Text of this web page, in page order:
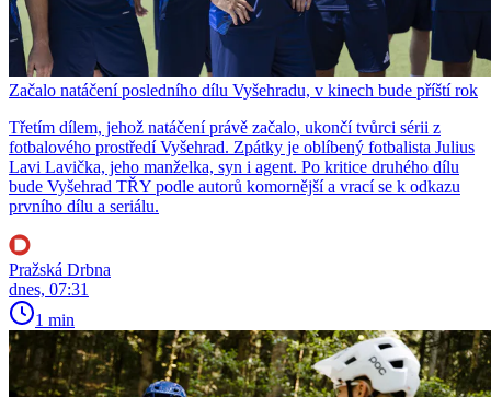
Začalo natáčení posledního dílu Vyšehradu, v kinech bude příští rok
Třetím dílem, jehož natáčení právě začalo, ukončí tvůrci sérii z
fotbalového prostředí Vyšehrad. Zpátky je oblíbený fotbalista Julius
Lavi Lavička, jeho manželka, syn i agent. Po kritice druhého dílu
bude Vyšehrad TŘY podle autorů komornější a vrací se k odkazu
prvního dílu a seriálu.
Pražská Drbna
dnes, 07:31
1 min